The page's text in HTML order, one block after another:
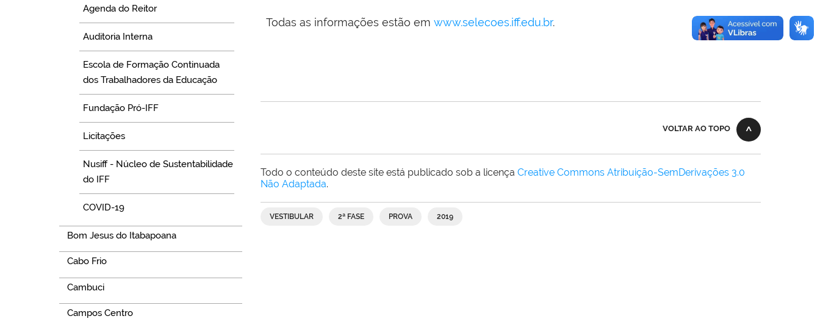
Agenda do Reitor
Auditoria Interna
Escola de Formação Continuada
dos Trabalhadores da Educação
Fundação Pró-IFF
Licitações
Nusiff - Núcleo de Sustentabilidade
do IFF
COVID-19
Bom Jesus do Itabapoana
Cabo Frio
Cambuci
Campos Centro
Todas as informações estão em www.selecoes.iff.edu.br.
VOLTAR AO TOPO
Todo o conteúdo deste site está publicado sob a licença Creative Commons Atribuição-SemDerivações 3.0
Não Adaptada.
VESTIBULAR 2ª FASE PROVA 2019